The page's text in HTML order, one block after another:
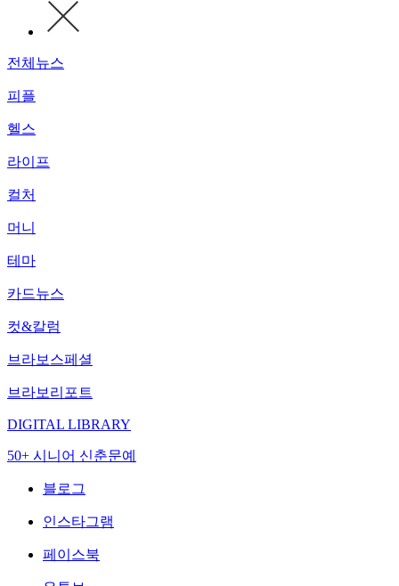
전체뉴스
피플
헬스
라이프
컬처
머니
테마
카드뉴스
컷&칼럼
브라보스페셜
브라보리포트
DIGITAL LIBRARY
50+ 시니어 신춘문예
블로그
인스타그램
페이스북